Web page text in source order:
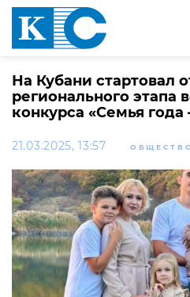
На Кубани стартовал
регионального этапа
конкурса «Семья года
21.03.2025, 13:57 ОБЩЕСТВО